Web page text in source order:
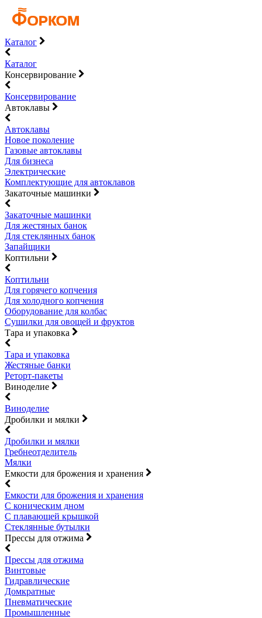
Каталог
Каталог
Консервирование
Консервирование
Автоклавы
Автоклавы
Новое поколение
Газовые автоклавы
Для бизнеса
Электрические
Комплектующие для автоклавов
Закаточные машинки
Закаточные машинки
Для жестяных банок
Для стеклянных банок
Запайщики
Коптильни
Коптильни
Для горячего копчения
Для холодного копчения
Оборудование для колбас
Сушилки для овощей и фруктов
Тара и упаковка
Тара и упаковка
Жестяные банки
Реторт-пакеты
Виноделие
Виноделие
Дробилки и мялки
Дробилки и мялки
Гребнеотделитель
Мялки
Емкости для брожения и хранения
Емкости для брожения и хранения
С коническим дном
С плавающей крышкой
Стеклянные бутылки
Прессы для отжима
Прессы для отжима
Винтовые
Гидравлические
Домкратные
Пневматические
Промышленные